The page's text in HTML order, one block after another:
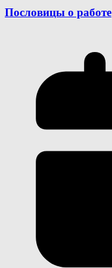
Пословицы о работе